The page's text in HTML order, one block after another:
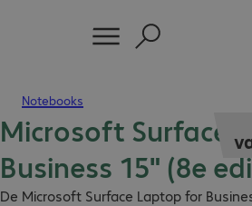
Notebooks
Microsoft Surface
Business 15" (8e
De Microsoft Surface Laptop for